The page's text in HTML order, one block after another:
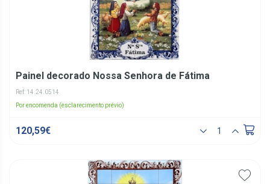
Painel decorado Nossa Senhora de Fátima
Ref: 14.24.0514
Por encomenda (esclarecimento prévio)
120,59€